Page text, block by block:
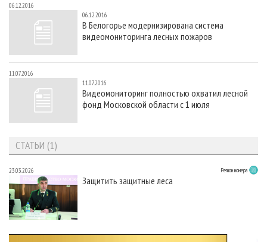
06.12.2016
06.12.2016
В Белогорье модернизирована система
видеомониторинга лесных пожаров
11.07.2016
11.07.2016
Видеомониторинг полностью охватил лесной
фонд Московской области с 1 июля
СТАТЬИ (1)
23.03.2026 Регион номера
Защитить защитные леса